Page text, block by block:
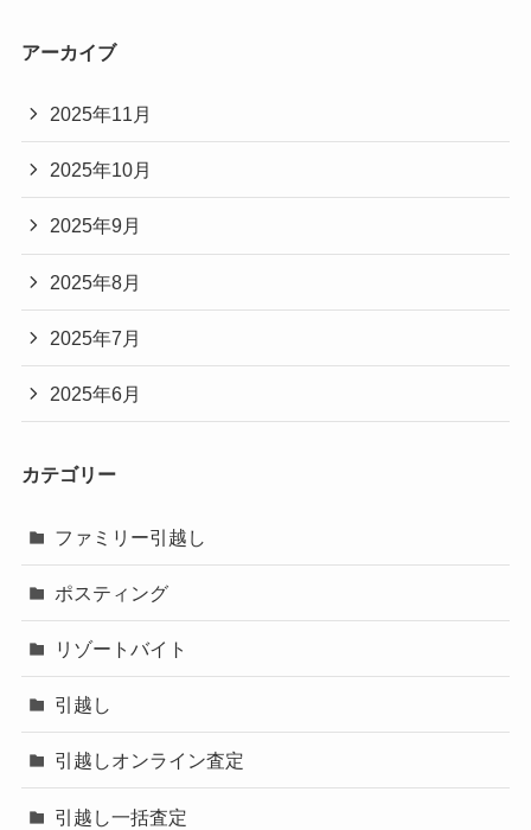
アーカイブ
2025年11月
2025年10月
2025年9月
2025年8月
2025年7月
2025年6月
カテゴリー
ファミリー引越し
ポスティング
リゾートバイト
引越し
引越しオンライン査定
引越し一括査定